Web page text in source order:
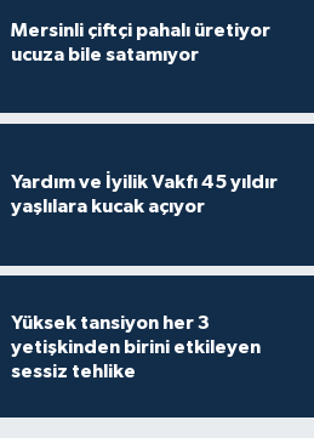
Mersinli çiftçi pahalı üretiyor
ucuza bile satamıyor
Yardım ve İyilik Vakfı 45 yıldır
yaşlılara kucak açıyor
Yüksek tansiyon her 3
yetişkinden birini etkileyen
sessiz tehlike